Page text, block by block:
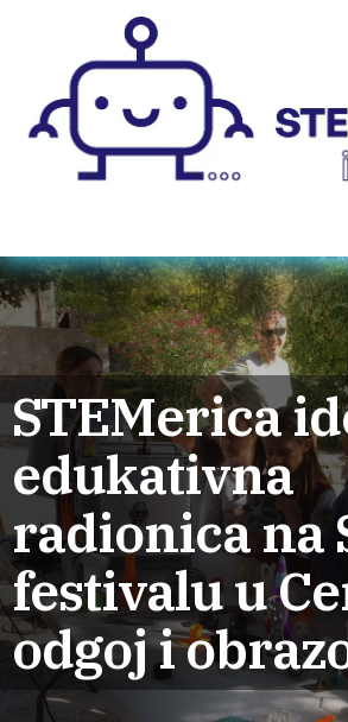
STEMerica
edukativna
radionica na
festivalu u
odgoj i